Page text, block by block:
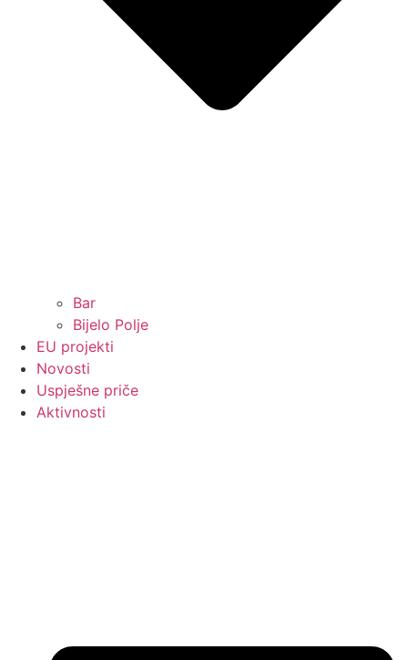
Bar
Bijelo Polje
EU projekti
Novosti
Uspješne priče
Aktivnosti